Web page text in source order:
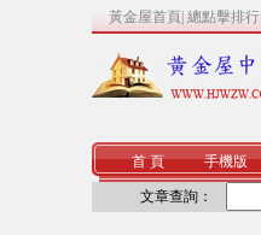
黃金屋首頁 總點擊排行
首 頁 手機版
文章查詢：